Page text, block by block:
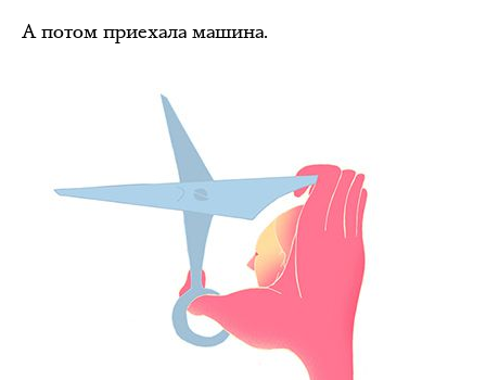
А потом приехала машина.